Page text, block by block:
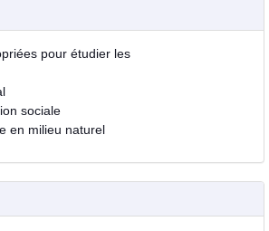
pour étudier les
sociale
en milieu naturel